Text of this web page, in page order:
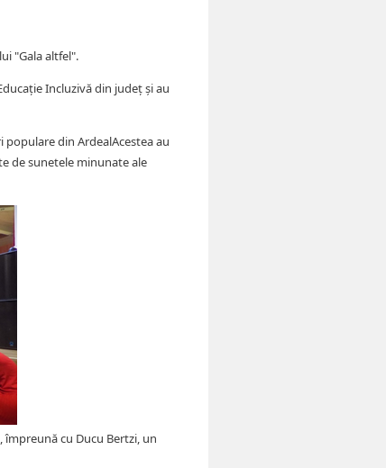
"Gala altfel".
Incluzivă din județ și au
din ArdealAcestea au
de sunetele minunate ale
cu Ducu Bertzi, un